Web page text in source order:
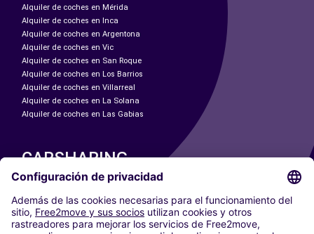
Alquiler de coches en Mérida
Alquiler de coches en Inca
Alquiler de coches en Argentona
Alquiler de coches en Vic
Alquiler de coches en San Roque
Alquiler de coches en Los Barrios
Alquiler de coches en Villarreal
Alquiler de coches en La Solana
Alquiler de coches en Las Gabias
CARSHARING
NUESTRAS CIUDADES
Paris
Madrid
Washington DC